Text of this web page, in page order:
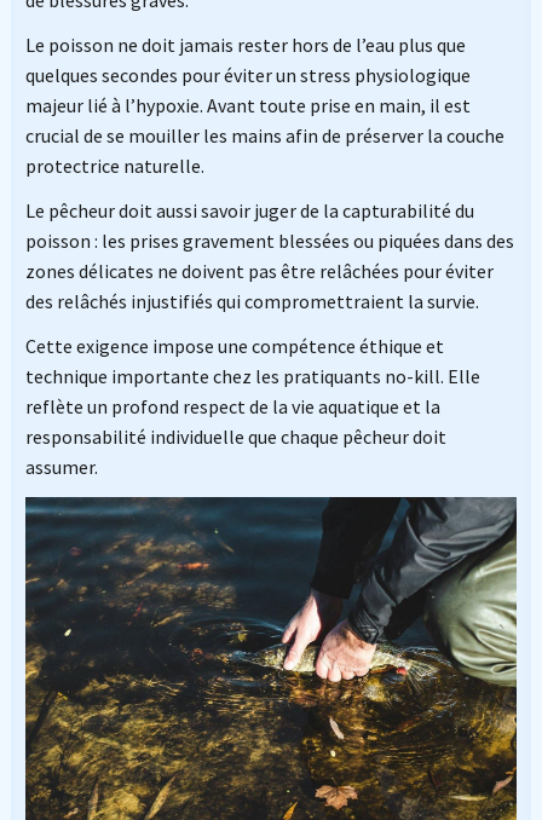
Le poisson ne doit jamais rester hors de l’eau plus que
quelques secondes pour éviter un stress physiologique
majeur lié à l’hypoxie. Avant toute prise en main, il est
crucial de se mouiller les mains afin de préserver la couche
protectrice naturelle.
Le pêcheur doit aussi savoir juger de la capturabilité du
poisson : les prises gravement blessées ou piquées dans des
zones délicates ne doivent pas être relâchées pour éviter
des relâchés injustifiés qui compromettraient la survie.
Cette exigence impose une compétence éthique et
technique importante chez les pratiquants no-kill. Elle
reflète un profond respect de la vie aquatique et la
responsabilité individuelle que chaque pêcheur doit
assumer.